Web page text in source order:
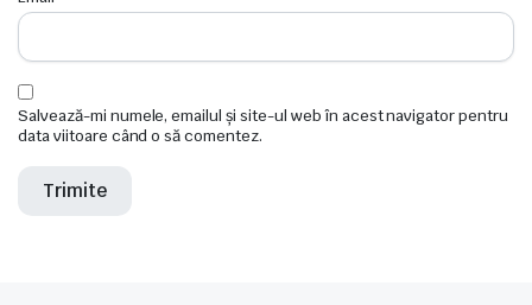
Salvează-mi numele, emailul și site-ul web în acest navigator pentru
data viitoare când o să comentez.